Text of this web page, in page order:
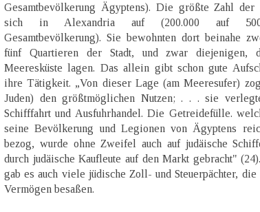
Gesamtbevölkerung Ägyptens). Die größte Zahl der
sich in Alexandria auf (200.000 auf
Gesamtbevölkerung). Sie bewohnten dort beinahe
fünf Quartieren der Stadt, und zwar diejenigen,
Meeresküste lagen. Das allein gibt schon gute
ihre Tätigkeit. „Von dieser Lage (am Meeresufer)
Juden) den größtmöglichen Nutzen; . . . sie
Schifffahrt und Ausfuhrhandel. Die Getreidefülle.
seine Bevölkerung und Legionen von Ägyptens
bezog, wurde ohne Zweifel auch auf judäische
durch judäische Kaufleute auf den Markt gebracht"
gab es auch viele jüdische Zoll- und Steuerpächter, die
Vermögen besaßen.